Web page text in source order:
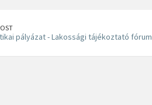
pályázat - Lakossági tájékoztató fórum